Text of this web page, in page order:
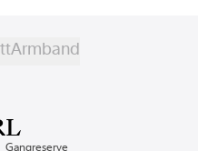
Armband
Gangreserve